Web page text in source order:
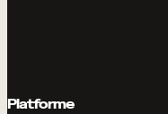
Platforme